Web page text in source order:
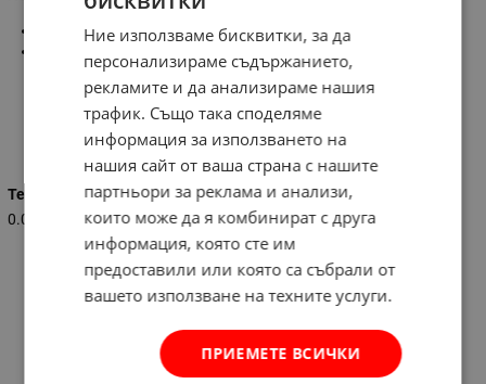
Материал: дърво, пластмаса
Характеристики
Тегло (кг.)
0.075
Ние използваме бисквитки, за да
персонализираме съдържанието,
рекламите и да анализираме нашия
трафик. Също така споделяме
информация за използването на
нашия сайт от ваша страна с нашите
партньори за реклама и анализи,
които може да я комбинират с друга
информация, която сте им
предоставили или която са събрали от
вашето използване на техните услуги.
ПРИЕМЕТЕ ВСИЧКИ